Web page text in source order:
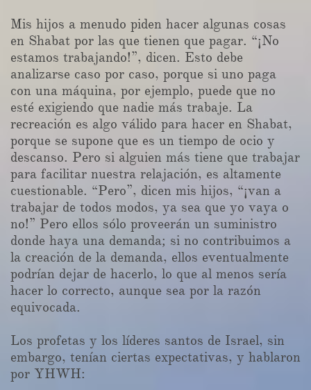
Mis hijos a menudo piden hacer algunas cosas
en Shabat por las que tienen que pagar. “¡No
estamos trabajando!”, dicen. Esto debe
analizarse caso por caso, porque si uno paga
con una máquina, por ejemplo, puede que no
esté exigiendo que nadie más trabaje. La
recreación es algo válido para hacer en Shabat,
porque se supone que es un tiempo de ocio y
descanso. Pero si alguien más tiene que trabajar
para facilitar nuestra relajación, es altamente
cuestionable. “Pero”, dicen mis hijos, “¡van a
trabajar de todos modos, ya sea que yo vaya o
no!” Pero ellos sólo proveerán un suministro
donde haya una demanda; si no contribuimos a
la creación de la demanda, ellos eventualmente
podrían dejar de hacerlo, lo que al menos sería
hacer lo correcto, aunque sea por la razón
equivocada.
Los profetas y los líderes santos de Israel, sin
embargo, tenían ciertas expectativas, y hablaron
por YHWH: